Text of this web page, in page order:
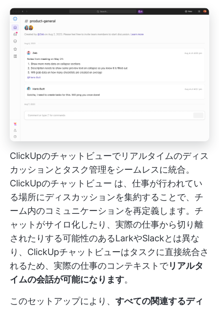
ClickUpのチャットビューでリアルタイムのディス
カッションとタスク管理をシームレスに統合。
ClickUpのチャットビュー は、仕事が行われてい
る場所にディスカッションを集約することで、チ
ーム内のコミュニケーションを再定義します。チ
ャットがサイロ化したり、実際の仕事から切り離
されたりする可能性のあるLarkやSlackとは異な
り、ClickUpチャットビューはタスクに直接統合さ
れるため、実際の仕事のコンテキストでリアルタ
イムの会話が可能になります。
このセットアップにより、 すべての関連するディ